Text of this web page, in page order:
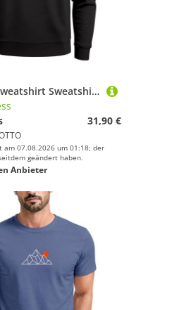
Neverless Sweatshirt Sweatshirt Herren Frontprint Berge Adventure Natur Grafik Print
31,90 €
07.08.2026 um 01:18; der
geändert haben.
Anbieter